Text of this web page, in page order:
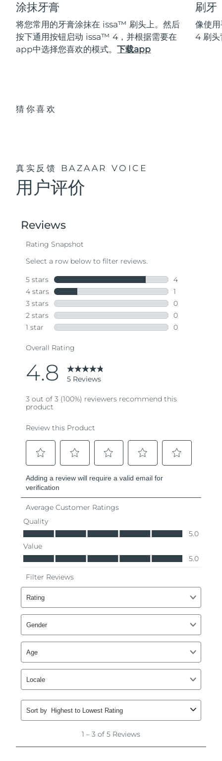
涂抹牙膏
将您常用的牙膏涂抹在 issa™ 刷头上。然后
按下通用按钮启动 issa™ 4，并根据需要在
app中选择您喜欢的模式。下载app
刷牙
像使
4 刷头
猜你喜欢
真实反馈 BAZAAR VOICE
用户评价